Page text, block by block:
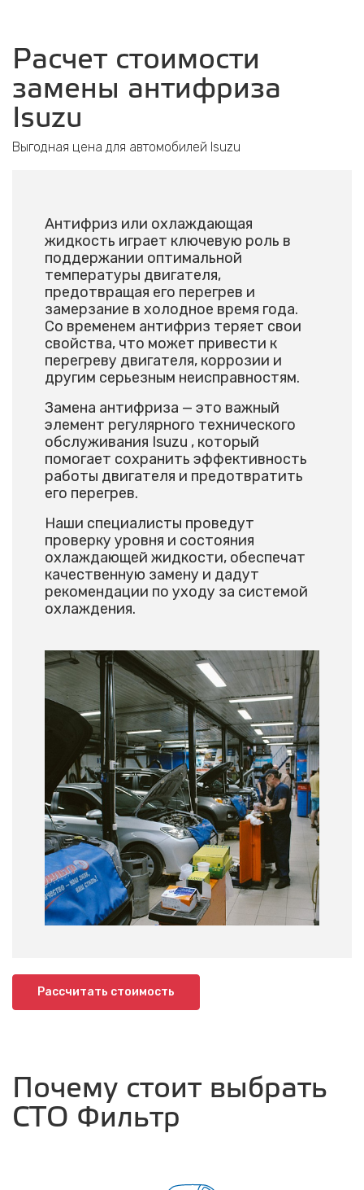
Расчет стоимости
замены антифриза
Isuzu
Выгодная цена для автомобилей Isuzu
Антифриз или охлаждающая
жидкость играет ключевую роль в
поддержании оптимальной
температуры двигателя,
предотвращая его перегрев и
замерзание в холодное время года.
Со временем антифриз теряет свои
свойства, что может привести к
перегреву двигателя, коррозии и
другим серьезным неисправностям.
Замена антифриза — это важный
элемент регулярного технического
обслуживания Isuzu , который
помогает сохранить эффективность
работы двигателя и предотвратить
его перегрев.
Наши специалисты проведут
проверку уровня и состояния
охлаждающей жидкости, обеспечат
качественную замену и дадут
рекомендации по уходу за системой
охлаждения.
Рассчитать стоимость
Почему стоит выбрать
СТО Фильтр